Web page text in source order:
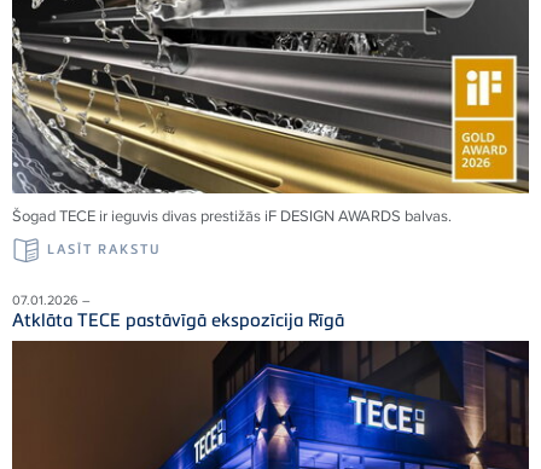
Šogad TECE ir ieguvis divas prestižās iF DESIGN AWARDS balvas.
LASĪT RAKSTU
07.01.2026 –
Atklāta TECE pastāvīgā ekspozīcija Rīgā